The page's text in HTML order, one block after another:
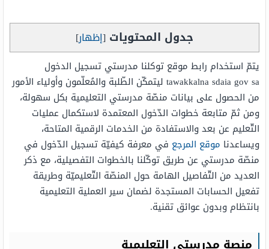
جدول المحتويات [إظهار]
يتمّ استخدام رابط موقع توكلنا مدرستي تسجيل الدخول
tawakkalna sdaia gov sa ليتمكّن الطّلبة والمُعلّمون وأولياء الأمور
من الحصول على بيانات منصّة مدرستي التعليمية بكل سهولة،
ومن ثمّ متابعة خطوات الدّخول المعتمدة لاستكمال عمليات
التّعليم عن بعد والاستفادة من الخدمات الرقمية المتاحة،
ويساعدنا موقع المرجع في معرفة كيفيّة تسجيل الدّخول في
منصّة مدرستي عن طريق توكّلنا بالخطوات التفصيلية، مع ذكر
العديد من التّفاصيل الهامة حول المنصّة التّعليميّة وطريقة
تفعيل الحسابات المستجدة لضمان سير العملية التعليمية
بانتظام وبدون عوائق تقنية.